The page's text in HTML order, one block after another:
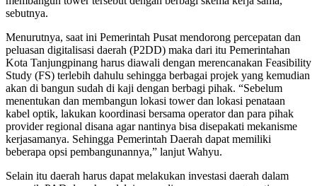
sebutnya.
Menurutnya, saat ini Pemerintah Pusat mendorong percepatan dan
peluasan digitalisasi daerah (P2DD) maka dari itu Pemerintahan
Kota Tanjungpinang harus diawali dengan merencanakan Feasibility
Study (FS) terlebih dahulu sehingga berbagai projek yang kemudian
akan di bangun sudah di kaji dengan berbagi pihak. “Sebelum
menentukan dan membangun lokasi tower dan lokasi penataan
kabel optik, lakukan koordinasi bersama operator dan para pihak
provider regional disana agar nantinya bisa disepakati mekanisme
kerjasamanya. Sehingga Pemerintah Daerah dapat memiliki
beberapa opsi pembangunannya,” lanjut Wahyu.
Selain itu daerah harus dapat melakukan investasi daerah dalam